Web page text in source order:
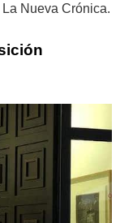
La Nueva Crónica.